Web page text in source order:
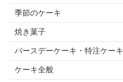
季節のケーキ
焼き菓子
バースデーケーキ・特注ケーキ
ケーキ全般